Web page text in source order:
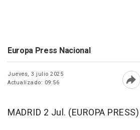
Europa Press Nacional
Jueves, 3 julio 2025
Actualizado: 09:56
MADRID 2 Jul. (EUROPA